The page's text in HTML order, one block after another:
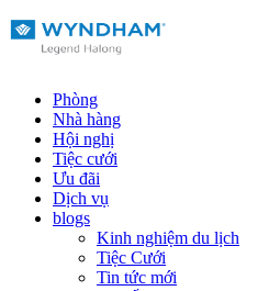
Phòng
Nhà hàng
Hội nghị
Tiệc cưới
Ưu đãi
Dịch vụ
blogs
Kinh nghiệm du lịch
Tiệc Cưới
Tin tức mới